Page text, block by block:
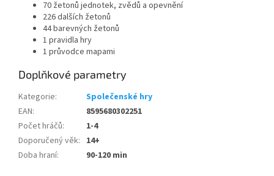
70 žetonů jednotek, zvědů a opevnění
226 dalších žetonů
44 barevných žetonů
1 pravidla hry
1 průvodce mapami
Doplňkové parametry
Kategorie:
Společenské hry
EAN:
8595680302251
Počet hráčů:
1-4
Doporučený věk: 14+
Doba hraní: 90-120 min